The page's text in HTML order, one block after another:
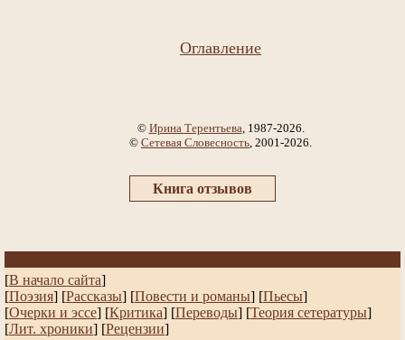
Оглавление
© Ирина Терентьева, 1987-2026.
© Сетевая Словесность, 2001-2026.
Книга отзывов
[В начало сайта]
[Поэзия] [Рассказы] [Повести и романы] [Пьесы]
[Очерки и эссе] [Критика] [Переводы] [Теория сетературы]
[Лит. хроники] [Рецензии]